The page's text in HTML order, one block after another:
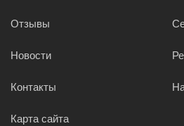
Отзывы
Новости
Контакты
Карта сайта